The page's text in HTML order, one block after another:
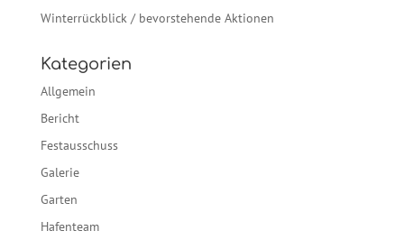
Winterrückblick / bevorstehende Aktionen
Kategorien
Allgemein
Bericht
Festausschuss
Galerie
Garten
Hafenteam